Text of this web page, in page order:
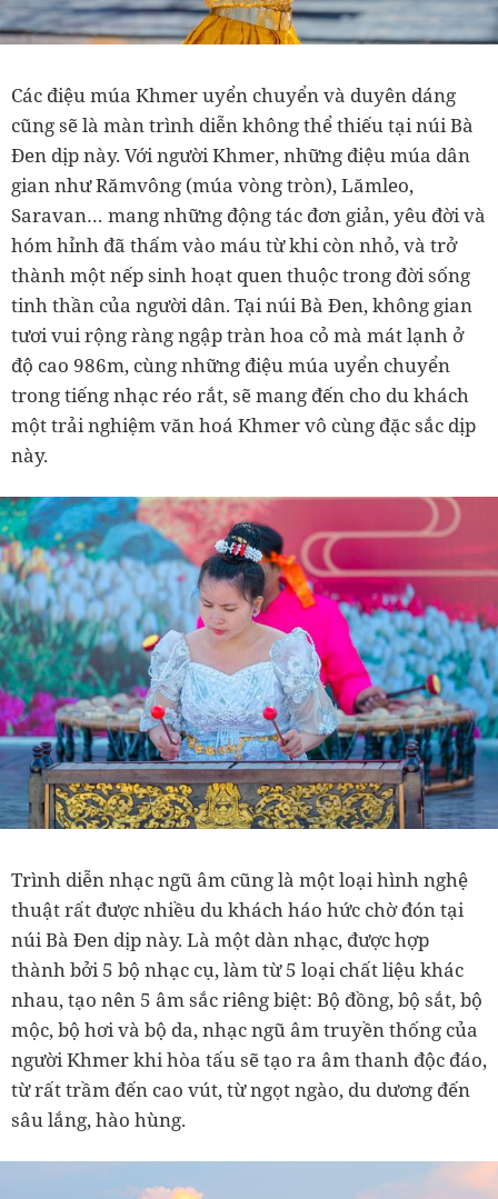
Các điệu múa Khmer uyển chuyển và duyên dáng
cũng sẽ là màn trình diễn không thể thiếu tại núi Bà
Đen dịp này. Với người Khmer, những điệu múa dân
gian như Rămvông (múa vòng tròn), Lămleo,
Saravan… mang những động tác đơn giản, yêu đời và
hóm hỉnh đã thấm vào máu từ khi còn nhỏ, và trở
thành một nếp sinh hoạt quen thuộc trong đời sống
tinh thần của người dân. Tại núi Bà Đen, không gian
tươi vui rộng ràng ngập tràn hoa cỏ mà mát lạnh ở
độ cao 986m, cùng những điệu múa uyển chuyển
trong tiếng nhạc réo rắt, sẽ mang đến cho du khách
một trải nghiệm văn hoá Khmer vô cùng đặc sắc dịp
này.
Trình diễn nhạc ngũ âm cũng là một loại hình nghệ
thuật rất được nhiều du khách háo hức chờ đón tại
núi Bà Đen dịp này. Là một dàn nhạc, được hợp
thành bởi 5 bộ nhạc cụ, làm từ 5 loại chất liệu khác
nhau, tạo nên 5 âm sắc riêng biệt: Bộ đồng, bộ sắt, bộ
mộc, bộ hơi và bộ da, nhạc ngũ âm truyền thống của
người Khmer khi hòa tấu sẽ tạo ra âm thanh độc đáo,
từ rất trầm đến cao vút, từ ngọt ngào, du dương đến
sâu lắng, hào hùng.